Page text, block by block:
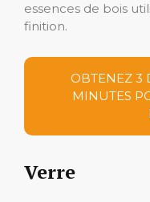
essences de bois
finition.
OBTENEZ 3
MINUTES
Verre